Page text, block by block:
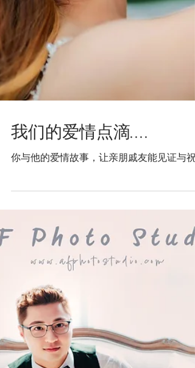
我们的爱情点滴....
你与他的爱情故事，让亲朋戚友能见证与祝